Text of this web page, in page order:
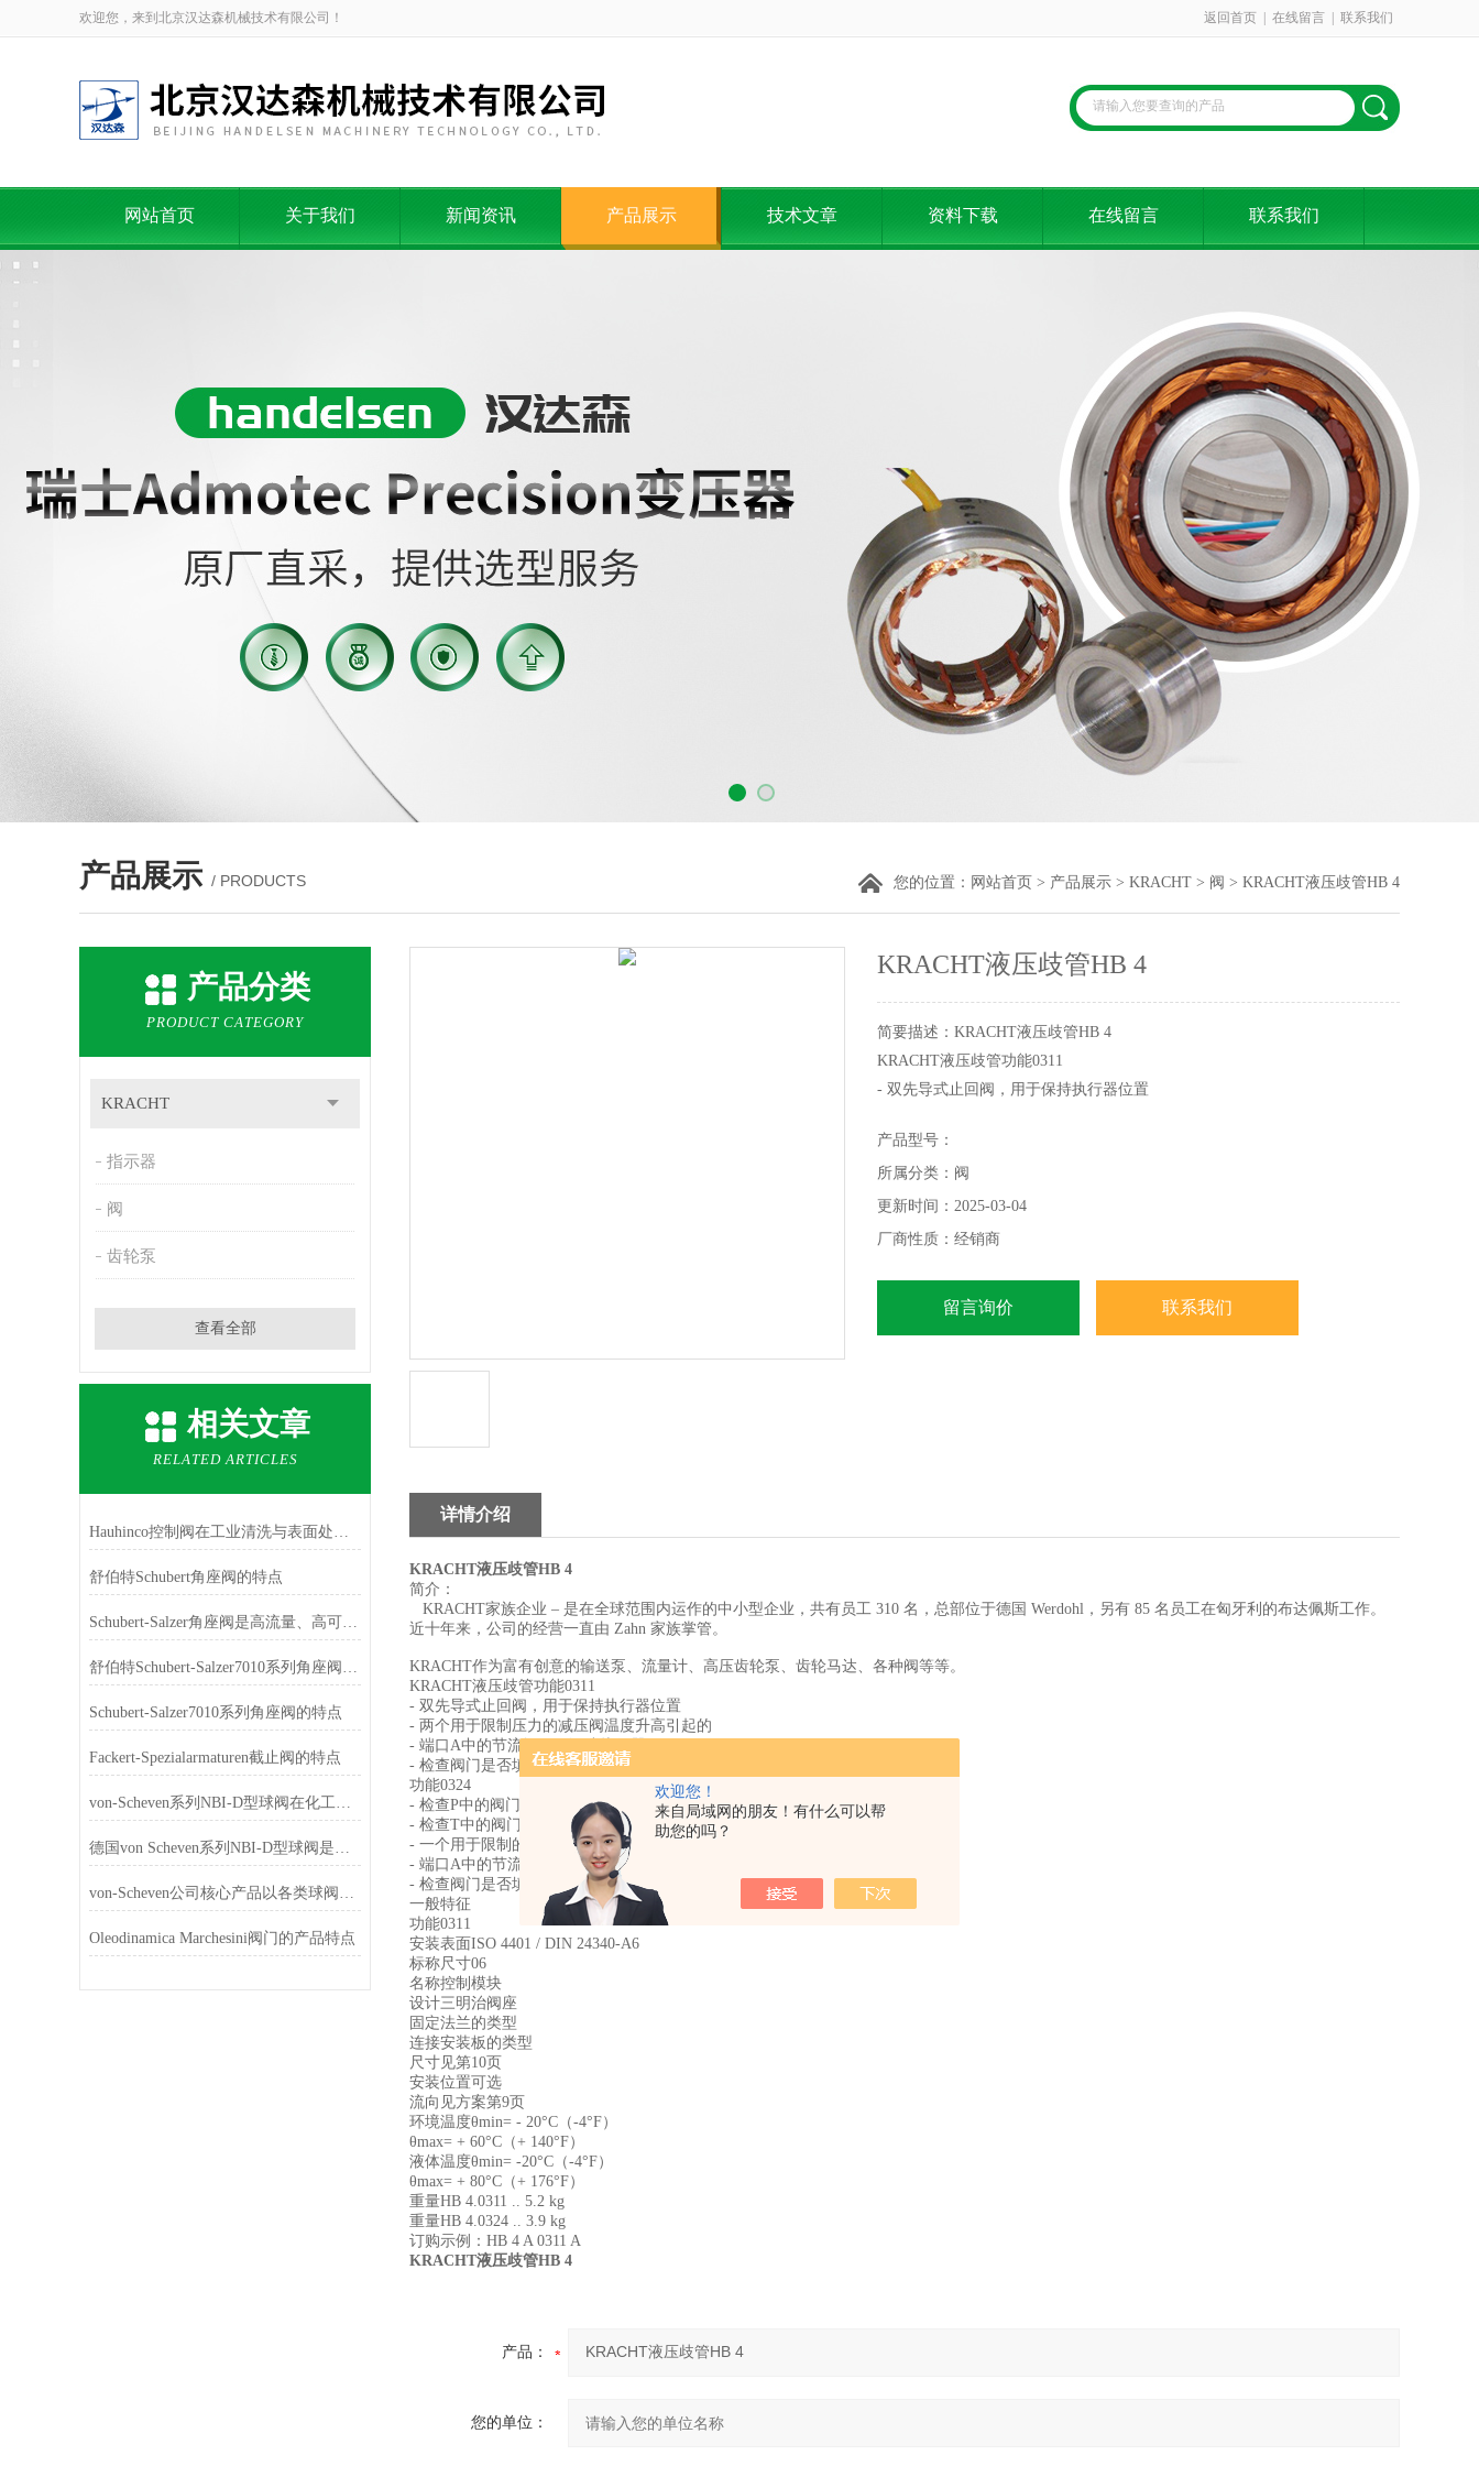
欢迎您！
来自局域网的朋友！有什么可以帮
助您的吗？
欢迎您，来到北京汉达森机械技术有限公司！ 返回首页 在线留言 联系我们
网站首页 关于我们 新闻资讯 产品展示 技术文章 资料下载 在线留言 联系我们
产品展示 / PRODUCTS 您的位置： 网站首页 > 产品展示 > KRACHT > 阀 > KRACHT液压歧管HB 4
产品分类
PRODUCT CATEGORY
KRACHT
指示器
阀
齿轮泵
查看全部
相关文章
RELATED ARTICLES
Hauhinco控制阀在工业清洗与表面处理的应用
舒伯特Schubert角座阀的特点
Schubert-Salzer角座阀是高流量、高可靠、易维护的工业流体控制优选
舒伯特Schubert-Salzer7010系列角座阀如何选型
Schubert-Salzer7010系列角座阀的特点
Fackert-Spezialarmaturen截止阀的特点
von-Scheven系列NBI-D型球阀在化工行业的应用
德国von Scheven系列NBI-D型球阀是一款具有高精度、高可靠性
von-Scheven公司核心产品以各类球阀为主
Oleodinamica Marchesini阀门的产品特点
KRACHT液压歧管HB 4
简要描述：KRACHT液压歧管HB 4
KRACHT液压歧管功能0311
- 双先导式止回阀，用于保持执行器位置
- 端口A中的节流阀用于调速执行器
产品型号：
所属分类：阀
更新时间：2025-03-04
厂商性质：经销商
留言询价 联系我们
详情介绍
KRACHT液压歧管HB 4
简介：
KRACHT家族企业 – 是在全球范围内运作的中小型企业，共有员工 310 名，总部位于德国 Werdohl，另有 85 名员工在匈牙利的布达佩斯工作。
近十年来，公司的经营一直由 Zahn 家族掌管。
KRACHT作为富有创意的输送泵、流量计、高压齿轮泵、齿轮马达、各种阀等等。
KRACHT液压歧管功能0311
- 双先导式止回阀，用于保持执行器位置
- 两个用于限制压力的减压阀温度升高引起的
- 端口A中的节流阀用于调速执行器
- 检查阀门是否填充管道以避免错误温度波动时的指示
功能0324
- 检查P中的阀门以保持执行器位置切换并联执行器时
- 检查T中的阀门以避免由于压力脉动
- 一个用于限制的温度压力释放阀温度升高引起的压力
- 端口A中的节流阀用于调速致动器
- 检查阀门是否填充管道以避免错误温度波动时的指示
一般特征
功能0311
安装表面ISO 4401 / DIN 24340-A6
标称尺寸06
名称控制模块
设计三明治阀座
固定法兰的类型
连接安装板的类型
尺寸见第10页
安装位置可选
流向见方案第9页
环境温度θmin= - 20°C（-4°F）
θmax= + 60°C（+ 140°F）
液体温度θmin= -20°C（-4°F）
θmax= + 80°C（+ 176°F）
重量HB 4.0311 .. 5.2 kg
重量HB 4.0324 .. 3.9 kg
订购示例：HB 4 A 0311 A
KRACHT液压歧管HB 4
产品：
您的单位：